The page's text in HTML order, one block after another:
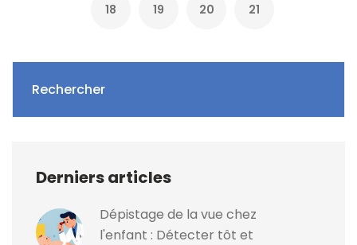
18 19 20 21
Rechercher
Derniers articles
Dépistage de la vue chez
l'enfant : Détecter tôt et